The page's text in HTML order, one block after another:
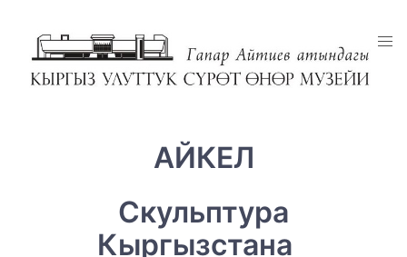
АЙКЕЛ
Скульптура
Кыргызстана